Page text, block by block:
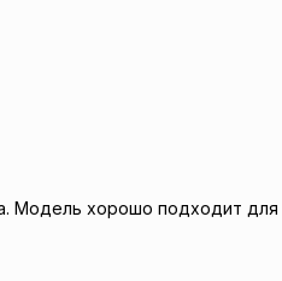
Модель хорошо подходит для